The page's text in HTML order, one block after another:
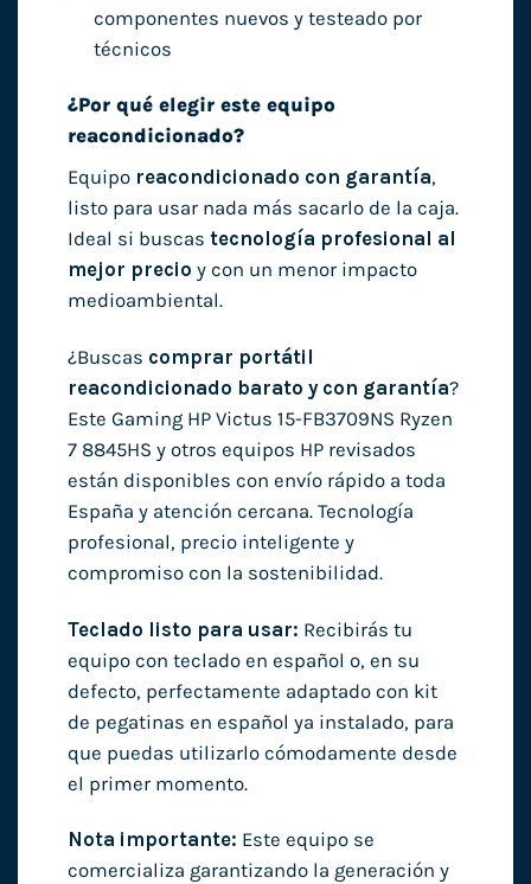
componentes nuevos y testeado por
técnicos
¿Por qué elegir este equipo
reacondicionado?
Equipo reacondicionado con garantía,
listo para usar nada más sacarlo de la caja.
Ideal si buscas tecnología profesional al
mejor precio y con un menor impacto
medioambiental.
¿Buscas comprar portátil
reacondicionado barato y con garantía?
Este Gaming HP Victus 15-FB3709NS Ryzen
7 8845HS y otros equipos HP revisados
están disponibles con envío rápido a toda
España y atención cercana. Tecnología
profesional, precio inteligente y
compromiso con la sostenibilidad.
Teclado listo para usar: Recibirás tu
equipo con teclado en español o, en su
defecto, perfectamente adaptado con kit
de pegatinas en español ya instalado, para
que puedas utilizarlo cómodamente desde
el primer momento.
Nota importante: Este equipo se
comercializa garantizando la generación y